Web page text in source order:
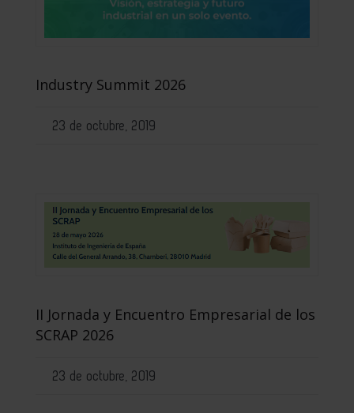
Industry Summit 2026
23 de octubre, 2019
II Jornada y Encuentro Empresarial de los
SCRAP 2026
23 de octubre, 2019